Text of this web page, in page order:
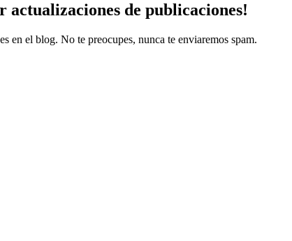
actualizaciones de publicaciones!
en el blog. No te preocupes, nunca te enviaremos spam.